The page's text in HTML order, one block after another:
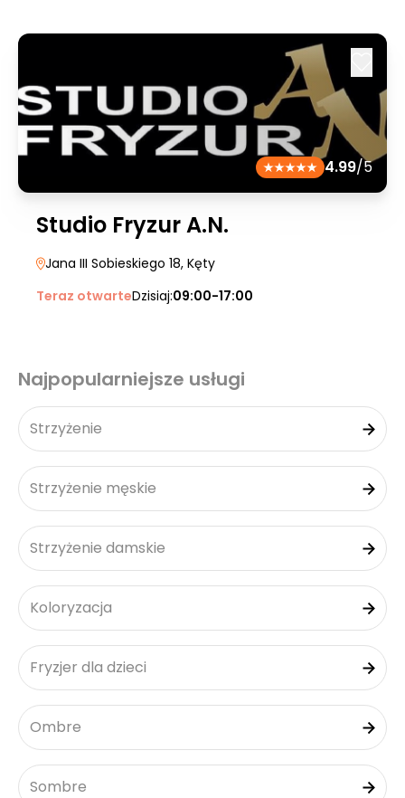
4.99/5
Studio Fryzur A.N.
Jana III Sobieskiego 18, Kęty
Teraz otwarteDzisiaj:09:00-17:00
Najpopularniejsze usługi
Strzyżenie
Strzyżenie męskie
Strzyżenie damskie
Koloryzacja
Fryzjer dla dzieci
Ombre
Sombre